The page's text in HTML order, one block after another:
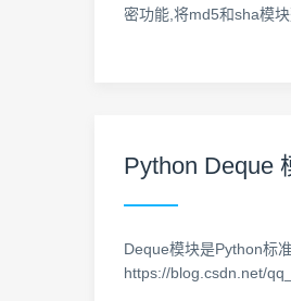
密功能,将md5和sha模
Python Deque
Deque模块是Python标
https://blog.csdn.net/